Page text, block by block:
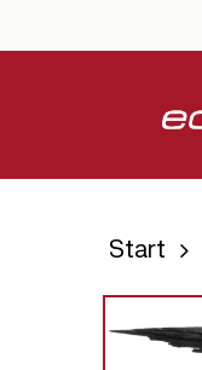
Start